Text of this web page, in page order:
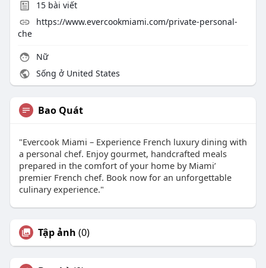
15bài viết
https://www.evercookmiami.com/private-personal-
che
Nữ
Sống ở United States
Bao Quát
"Evercook Miami – Experience French luxury dining with
a personal chef. Enjoy gourmet, handcrafted meals
prepared in the comfort of your home by Miami’
premier French chef. Book now for an unforgettable
culinary experience."
Tập ảnh (0)